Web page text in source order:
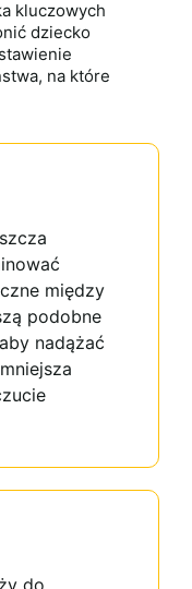
kluczowych
dziecko
na które
między
podobne
nadążać
do